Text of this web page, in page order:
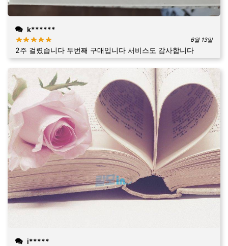
k******
6월 13일
2주 걸렸습니다 두번째 구매입니다 서비스도 감사합니다
i*****